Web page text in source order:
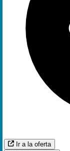
Ir a la oferta